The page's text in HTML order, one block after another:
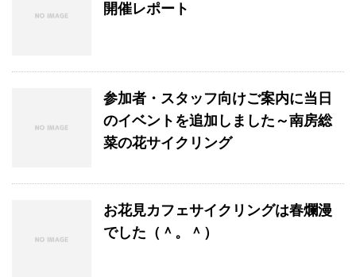
開催レポート
参加者・スタッフ向けご案内に当日
のイベントを追加しました～南房総
菜の花サイクリング
お花見カフェサイクリングは春爛漫
でした（＾。＾）